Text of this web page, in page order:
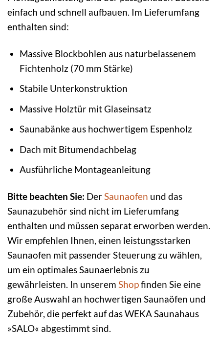
einfach und schnell aufbauen. Im Lieferumfang
enthalten sind:
Massive Blockbohlen aus naturbelassenem
Fichtenholz (70 mm Stärke)
Stabile Unterkonstruktion
Massive Holztür mit Glaseinsatz
Saunabänke aus hochwertigem Espenholz
Dach mit Bitumendachbelag
Ausführliche Montageanleitung
Bitte beachten Sie: DerSaunaofen und das
Saunazubehör sind nicht im Lieferumfang
enthalten und müssen separat erworben werden.
Wir empfehlen Ihnen, einen leistungsstarken
Saunaofen mit passender Steuerung zu wählen,
um ein optimales Saunaerlebnis zu
gewährleisten. In unserem Shopfinden Sie eine
große Auswahl an hochwertigen Saunaöfen und
Zubehör, die perfekt auf das WEKA Saunahaus
»SALO« abgestimmt sind.